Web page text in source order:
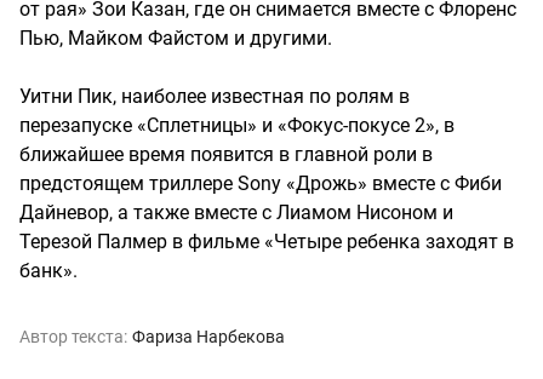
от рая» Зои Казан, где он снимается вместе с Флоренс
Пью, Майком Файстом и другими.
Уитни Пик, наиболее известная по ролям в
перезапуске «Сплетницы» и «Фокус-покусе 2», в
ближайшее время появится в главной роли в
предстоящем триллере Sony «Дрожь» вместе с Фиби
Дайневор, а также вместе с Лиамом Нисоном и
Терезой Палмер в фильме «Четыре ребенка заходят в
банк».
Автор текста: Фариза Нарбекова